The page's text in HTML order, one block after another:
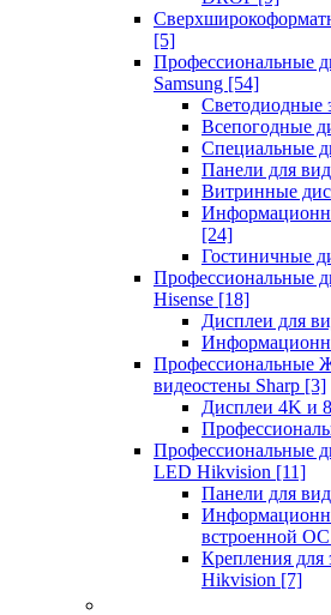
[5]
Профессиональные
Samsung [54]
Светодиодные
Всепогодные
Специальные
Панели для
Витринные
[24]
Гостиничные
Профессиональные
Hisense [18]
Дисплеи для
Профессиональные
видеостены Sharp [3]
Дисплеи 4K и
Профессиональные
LED Hikvision [11]
Панели для
встроенной
Крепления для
Hikvision [7]